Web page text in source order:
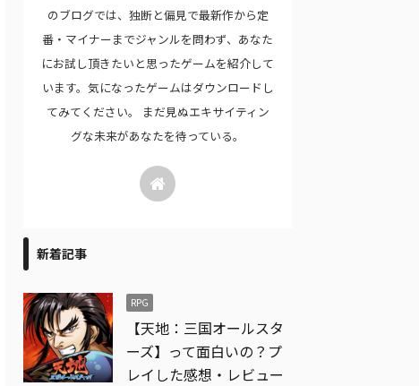
のブログでは、独断と偏見で最新作から定
番・マイナーまでジャンルを問わず、あなた
にお試し頂きたいと思ったゲームを紹介して
います。気になったゲームはダウンロードし
てみてください。 まだ見ぬエキサイティン
グな未来があなたを待っている。
新着記事
RPG
【天地：三国オールスタ
ーズ】って面白いの？プ
レイした感想・レビュー